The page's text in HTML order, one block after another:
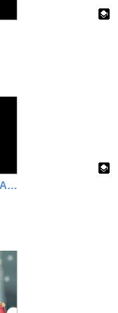
GRADUACIÓN 6ºEP CEIP BARCELONA